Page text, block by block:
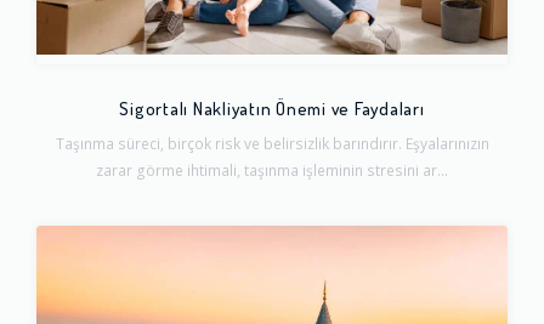
Sigortalı Nakliyatın Önemi ve Faydaları
Taşınma süreci, birçok risk ve belirsizlik barındırır. Eşyalarınızın
zarar görme ihtimali, taşınma işleminin stresini ar...